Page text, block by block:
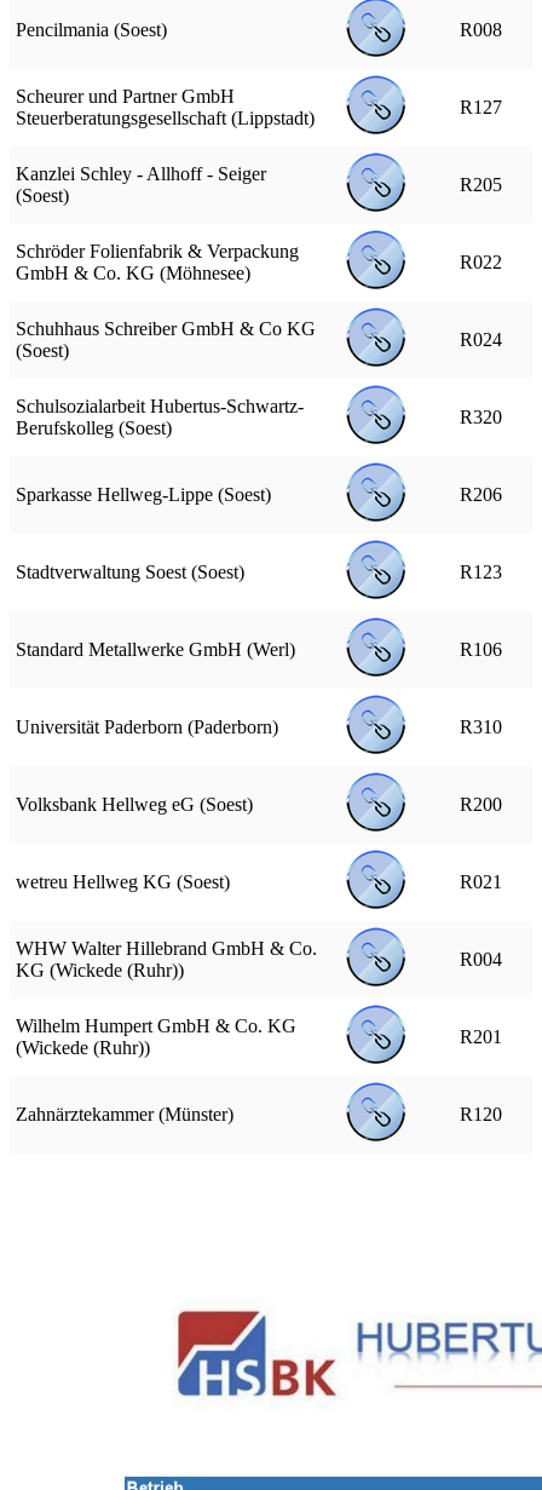
Pencilmania (Soest) R008
Scheurer und Partner GmbH
Steuerberatungsgesellschaft (Lippstadt)
R127
Kanzlei Schley - Allhoff - Seiger
(Soest)
R205
Schröder Folienfabrik & Verpackung
GmbH & Co. KG (Möhnesee)
R022
Schuhhaus Schreiber GmbH & Co KG
(Soest)
R024
Schulsozialarbeit Hubertus-Schwartz-
Berufskolleg (Soest)
R320
Sparkasse Hellweg-Lippe (Soest) R206
Stadtverwaltung Soest (Soest) R123
Standard Metallwerke GmbH (Werl) R106
Universität Paderborn (Paderborn) R310
Volksbank Hellweg eG (Soest) R200
wetreu Hellweg KG (Soest) R021
WHW Walter Hillebrand GmbH & Co.
KG (Wickede (Ruhr))
R004
Wilhelm Humpert GmbH & Co. KG
(Wickede (Ruhr))
R201
Zahnärztekammer (Münster) R120